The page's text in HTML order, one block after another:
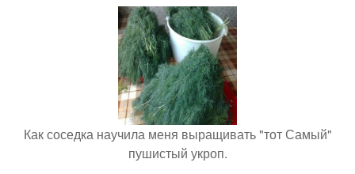
Как соседка научила меня выращивать "тот Самый"
пушистый укроп.